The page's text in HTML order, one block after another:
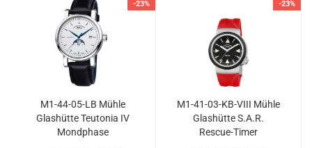
-23%
M1-​44-​05-LB Mühle
Glas­hüt­te Teu­to­nia IV
Mond­pha­se
-23%
M1-​41-​03-KB-VIII Mühle
Glas­hüt­te S.A.R.
Rescue-​​Timer